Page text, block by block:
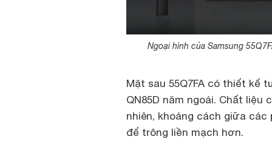
Ngoại hình của Samsung
Mặt sau 55Q7FA có thiết kế
QN85D năm ngoái. Chất liệu
nhiên, khoảng cách giữa
để trông liền mạch hơn.